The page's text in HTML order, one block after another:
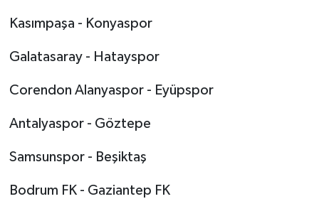
Kasımpaşa - Konyaspor
Galatasaray - Hatayspor
Corendon Alanyaspor - Eyüpspor
Antalyaspor - Göztepe
Samsunspor - Beşiktaş
Bodrum FK - Gaziantep FK